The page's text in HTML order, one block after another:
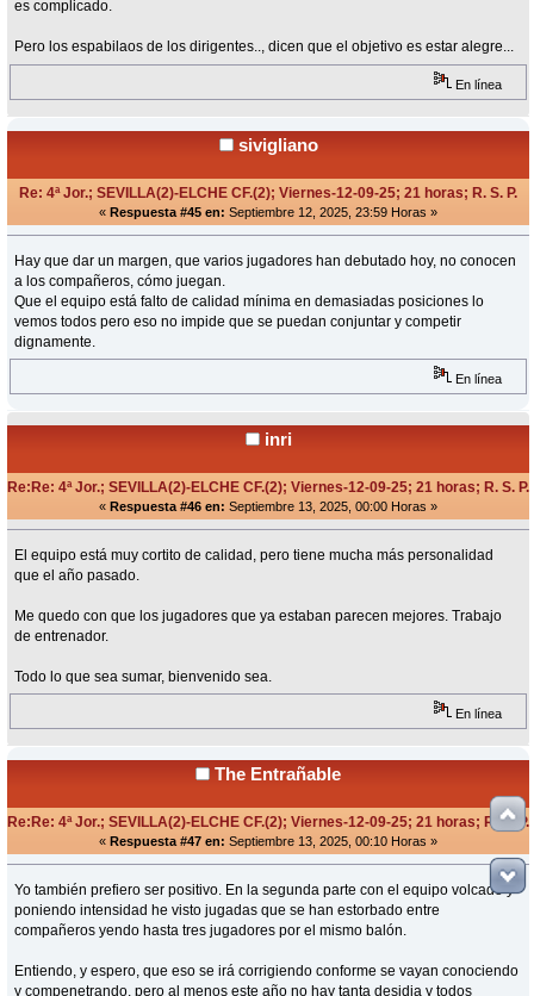
es complicado.
Pero los espabilaos de los dirigentes.., dicen que el objetivo es estar alegre...
En línea
sivigliano
Re: 4ª Jor.; SEVILLA(2)-ELCHE CF.(2); Viernes-12-09-25; 21 horas; R. S. P.
« Respuesta #45 en: Septiembre 12, 2025, 23:59 Horas »
Hay que dar un margen, que varios jugadores han debutado hoy, no conocen
a los compañeros, cómo juegan.
Que el equipo está falto de calidad mínima en demasiadas posiciones lo
vemos todos pero eso no impide que se puedan conjuntar y competir
dignamente.
En línea
inri
Re:Re: 4ª Jor.; SEVILLA(2)-ELCHE CF.(2); Viernes-12-09-25; 21 horas; R. S. P.
« Respuesta #46 en: Septiembre 13, 2025, 00:00 Horas »
El equipo está muy cortito de calidad, pero tiene mucha más personalidad
que el año pasado.
Me quedo con que los jugadores que ya estaban parecen mejores. Trabajo
de entrenador.
Todo lo que sea sumar, bienvenido sea.
En línea
The Entrañable
Re:Re: 4ª Jor.; SEVILLA(2)-ELCHE CF.(2); Viernes-12-09-25; 21 horas; R. S. P.
« Respuesta #47 en: Septiembre 13, 2025, 00:10 Horas »
Yo también prefiero ser positivo. En la segunda parte con el equipo volcado y
poniendo intensidad he visto jugadas que se han estorbado entre
compañeros yendo hasta tres jugadores por el mismo balón.
Entiendo, y espero, que eso se irá corrigiendo conforme se vayan conociendo
y compenetrando, pero al menos este año no hay tanta desidia y todos